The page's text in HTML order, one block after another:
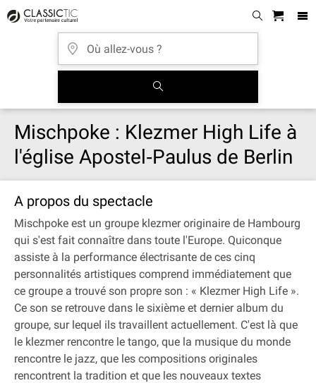
Mischpoke : Klezmer High Life à
l'église Apostel‐Paulus de Berlin
A propos du spectacle
Mischpoke est un groupe klezmer originaire de Hambourg
qui s'est fait connaître dans toute l'Europe. Quiconque
assiste à la performance électrisante de ces cinq
personnalités artistiques comprend immédiatement que
ce groupe a trouvé son propre son : « Klezmer High Life ».
Ce son se retrouve dans le sixième et dernier album du
groupe, sur lequel ils travaillent actuellement. C'est là que
le klezmer rencontre le tango, que la musique du monde
rencontre le jazz, que les compositions originales
rencontrent la tradition et que les nouveaux textes